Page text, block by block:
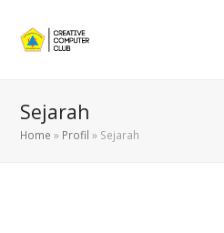
Sejarah
Home » Profil » Sejarah